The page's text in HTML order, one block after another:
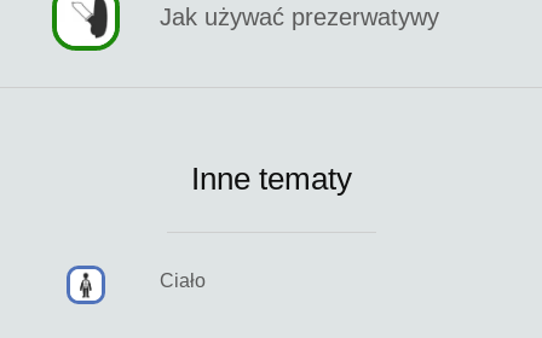
Jak używać prezerwatywy
Inne tematy
Ciało